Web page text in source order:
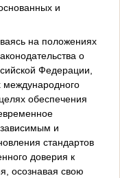
и
на положениях
о
Федерации,
обеспечения
и
стандартов
доверия к
осознавая свою